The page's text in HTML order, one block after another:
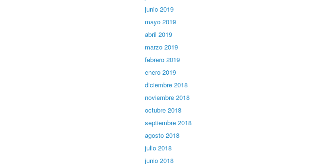
junio 2019
mayo 2019
abril 2019
marzo 2019
febrero 2019
enero 2019
diciembre 2018
noviembre 2018
octubre 2018
septiembre 2018
agosto 2018
julio 2018
junio 2018